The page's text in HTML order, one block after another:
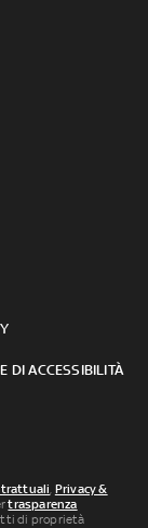
DI ACCESSIBILITÀ
, Privacy &
trasparenza
di proprietà